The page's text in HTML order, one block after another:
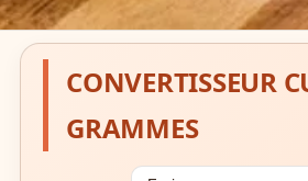
CONVERTISSEUR
GRAMMES